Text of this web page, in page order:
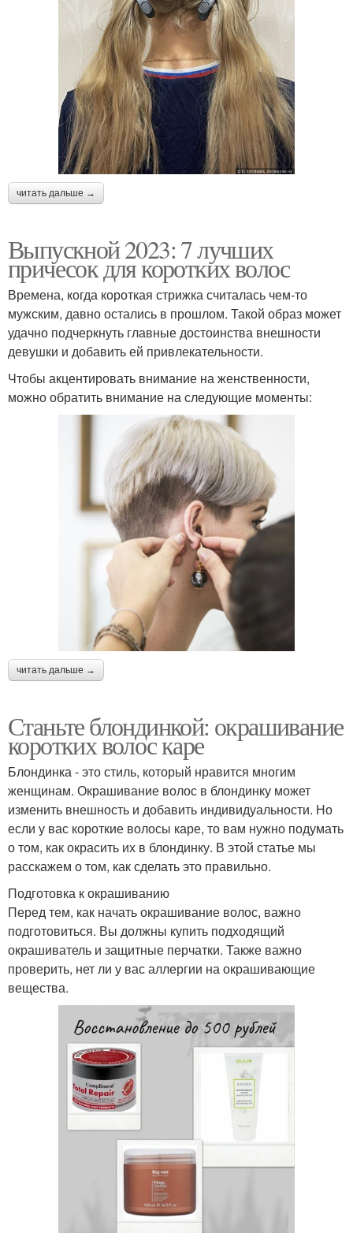
читать дальше →
Выпускной 2023: 7 лучших
причесок для коротких волос
Времена, когда короткая стрижка считалась чем-то
мужским, давно остались в прошлом. Такой образ может
удачно подчеркнуть главные достоинства внешности
девушки и добавить ей привлекательности.
Чтобы акцентировать внимание на женственности,
можно обратить внимание на следующие моменты:
читать дальше →
Станьте блондинкой: окрашивание
коротких волос каре
Блондинка - это стиль, который нравится многим
женщинам. Окрашивание волос в блондинку может
изменить внешность и добавить индивидуальности. Но
если у вас короткие волосы каре, то вам нужно подумать
о том, как окрасить их в блондинку. В этой статье мы
расскажем о том, как сделать это правильно.
Подготовка к окрашиванию
Перед тем, как начать окрашивание волос, важно
подготовиться. Вы должны купить подходящий
окрашиватель и защитные перчатки. Также важно
проверить, нет ли у вас аллергии на окрашивающие
вещества.